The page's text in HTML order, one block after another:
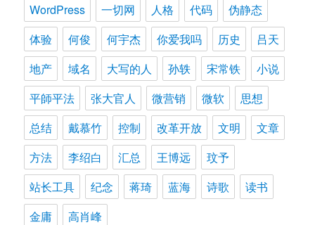
WordPress
一切网 人格 代码
伪静态
体验
何俊 何宇杰 你爱我吗 历史
吕天
地产
域名 大写的人 孙轶 宋常铁
小说
平師平法
张大官人 微营销 微软
思想
总结
戴慕竹 控制 改革开放 文明
文章
方法
李绍白 汇总 王博远
玟予
站长工具
纪念 蒋琦 蓝海 诗歌
读书
金庸
高肖峰